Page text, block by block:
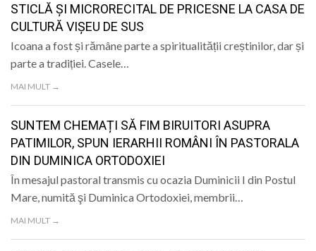
STICLĂ ȘI MICRORECITAL DE PRICESNE LA CASA DE
CULTURĂ VIȘEU DE SUS
Icoana a fost și rămâne parte a spiritualității creștinilor, dar și
parte a tradiției. Casele…
MAI MULT →
SUNTEM CHEMAȚI SĂ FIM BIRUITORI ASUPRA
PATIMILOR, SPUN IERARHII ROMÂNI ÎN PASTORALA
DIN DUMINICA ORTODOXIEI
În mesajul pastoral transmis cu ocazia Duminicii I din Postul
Mare, numită şi Duminica Ortodoxiei, membrii…
MAI MULT →